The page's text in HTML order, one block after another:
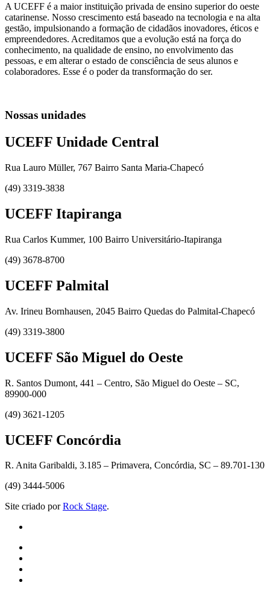
A UCEFF é a maior instituição privada de ensino superior do oeste
catarinense. Nosso crescimento está baseado na tecnologia e na alta
gestão, impulsionando a formação de cidadãos inovadores, éticos e
empreendedores. Acreditamos que a evolução está na força do
conhecimento, na qualidade de ensino, no envolvimento das
pessoas, e em alterar o estado de consciência de seus alunos e
colaboradores. Esse é o poder da transformação do ser.
Nossas unidades
UCEFF Unidade Central
Rua Lauro Müller, 767 Bairro Santa Maria-Chapecó
(49) 3319-3838
UCEFF Itapiranga
Rua Carlos Kummer, 100 Bairro Universitário-Itapiranga
(49) 3678-8700
UCEFF Palmital
Av. Irineu Bornhausen, 2045 Bairro Quedas do Palmital-Chapecó
(49) 3319-3800
UCEFF São Miguel do Oeste
R. Santos Dumont, 441 – Centro, São Miguel do Oeste – SC,
89900-000
(49) 3621-1205
UCEFF Concórdia
R. Anita Garibaldi, 3.185 – Primavera, Concórdia, SC – 89.701-130
(49) 3444-5006
Site criado porRock Stage.